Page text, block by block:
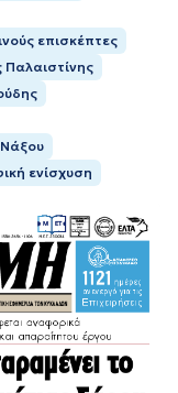
επισκέπτες
Παλαιστίνης
ενίσχυση